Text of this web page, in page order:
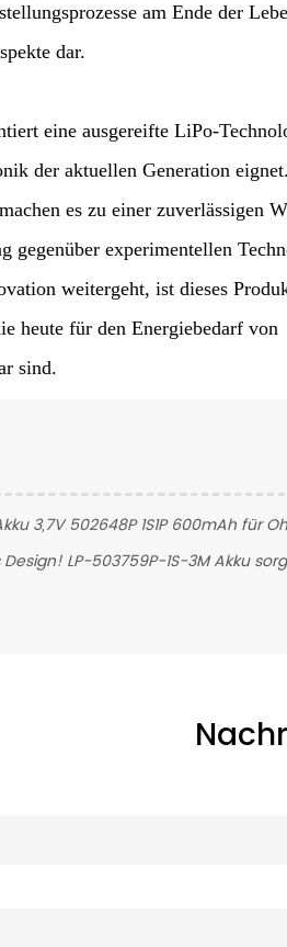
am Ende der
dar.
eine ausgereifte LiPo-
der aktuellen Generation
es zu einer zuverlässigen
gegenüber experimentellen
weitergeht, ist dieses
heute für den Energiebedarf von
sind.
3,7V 502648P 1S1P 600mAh für
LP-503759P-1S-3M Akku